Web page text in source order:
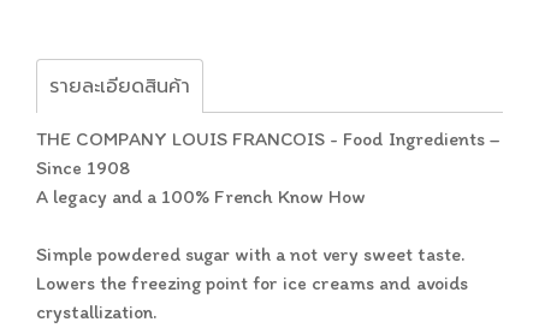
รายละเอียดสินค้า
THE COMPANY LOUIS FRANCOIS - Food Ingredients –
Since 1908
A legacy and a 100% French Know How
Simple powdered sugar with a not very sweet taste.
Lowers the freezing point for ice creams and avoids
crystallization.